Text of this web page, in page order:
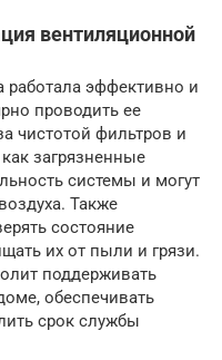
вентиляционной
работала эффективно и
проводить ее
чистотой фильтров и
загрязненные
системы и могут
Также
состояние
их от пыли и грязи.
поддерживать
обеспечивать
срок службы